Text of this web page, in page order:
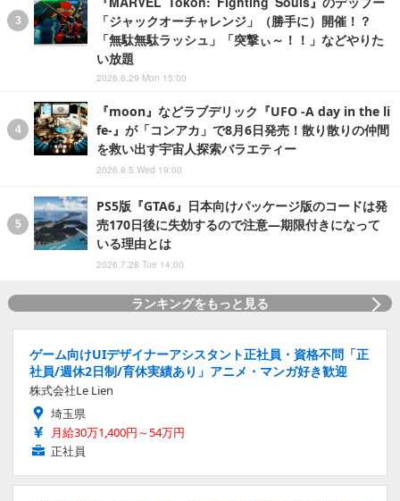
「ジャックオーチャレンジ」（勝手に）開催！？
「無駄無駄ラッシュ」「突撃ぃ～！！」などやりた
い放題
2026.6.29 Mon 15:00
『moon』などラブデリック『UFO -A day in the li
fe-』が「コンアカ」で8月6日発売！散り散りの仲間
を救い出す宇宙人探索バラエティー
2026.8.5 Wed 19:00
PS5版『GTA6』日本向けパッケージ版のコードは発
売170日後に失効するので注意―期限付きになって
いる理由とは
2026.7.28 Tue 14:00
ランキングをもっと見る
ゲーム向けUIデザイナーアシスタント正社員・資格不問「正
社員/週休2日制/育休実績あり」アニメ・マンガ好き歓迎
株式会社Le Lien
埼玉県
月給30万1,400円～54万円
正社員